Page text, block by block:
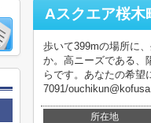
Aスクエア桜木
歩いて399mの場所に
か。高ニーズである、
らです。あなたの希望
7091/
所在地